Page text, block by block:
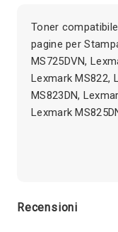
Toner
pagine per
MS725DVN,
Lexmark MS822,
MS823DN,
Lexmark
Recensioni